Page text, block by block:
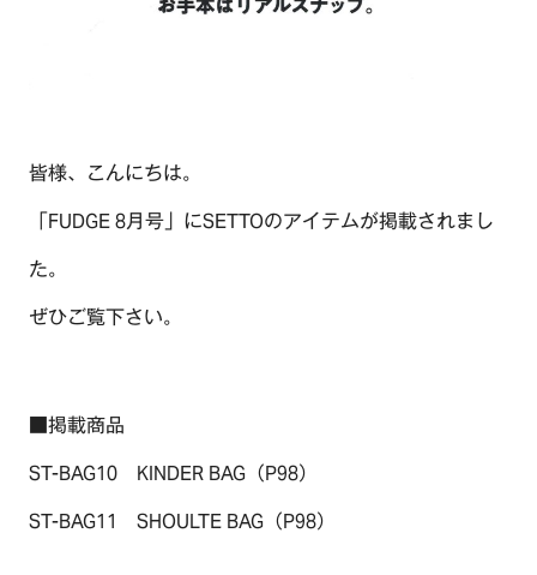
皆様、こんにちは。
「FUDGE 8月号」にSETTOのアイテムが掲載されまし
た。
ぜひご覧下さい。
■掲載商品
ST-BAG10 KINDER BAG（P98）
ST-BAG11 SHOULTE BAG（P98）
TOP
OUR COMPASS